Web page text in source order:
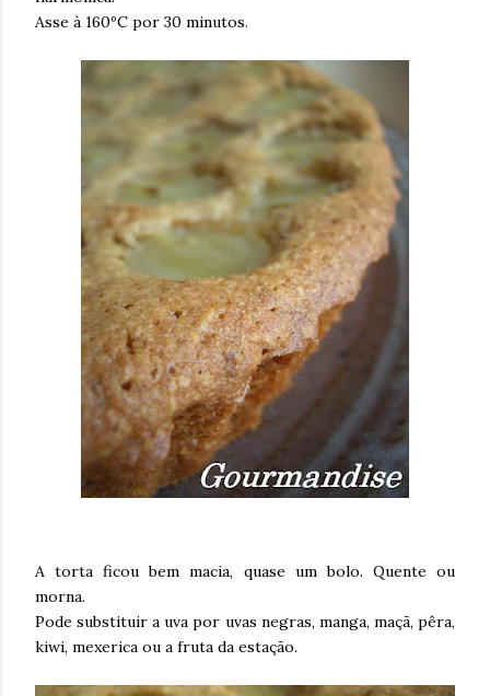
Asse à 160ºC por 30 minutos.
A torta ficou bem macia, quase um bolo. Quente ou
morna.
Pode substituir a uva por uvas negras, manga, maçã, pêra,
kiwi, mexerica ou a fruta da estação.